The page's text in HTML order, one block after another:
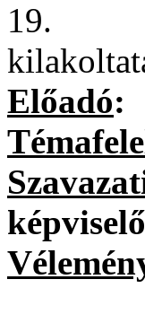
19.
Előadó: